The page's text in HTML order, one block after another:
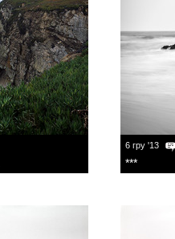
6 гру '13
***